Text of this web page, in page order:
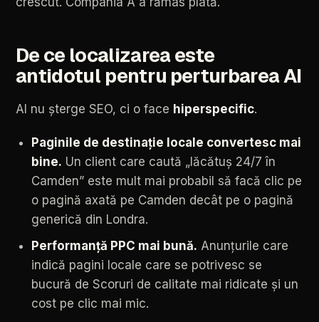
Dece localizareaeste
antidotul pentru perturbareaAI
AI nu șterge SEO, ci o face hiperspecific.
Paginile de destinație locale convertesc mai
bine. Un client care caută „lăcătuș 24/7 în
Camden” este mult mai probabil să facă clic pe
o pagină axată pe Camden decât pe o pagină
generică din Londra.
Performanță PPC mai bună. Anunțurile care
indică pagini locale care se potrivesc se
bucură de Scoruri de calitate mai ridicate și un
cost pe clic mai mic.